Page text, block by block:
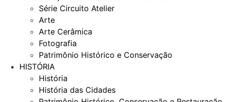
Série Circuito Atelier
Arte
Arte Cerâmica
Fotografia
Patrimônio Histórico e Conservação
HISTÓRIA
História
História das Cidades